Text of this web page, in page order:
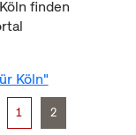
finden
Köln"
1 2